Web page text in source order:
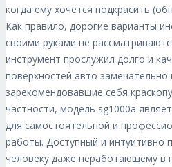
когда ему хочется подкрасить
Как правило, дорогие варианты
своими руками не
инструмент прослужил долго и
поверхностей авто
зарекомендовавшие себя
частности, модель sg1000a
для самостоятельной и
работы. Доступный и интуитивно
человеку даже неработающему в